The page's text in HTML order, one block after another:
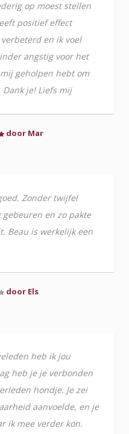
op moest stellen
positief effect
en ik voel
angstig voor het
geholpen hebt om
je! Liefs mij
door Mar
Zonder twijfel
en zo pakte
Beau is werkelijk een
door Els
heb ik jou
heb je je verbonden
hondje. Je zei
aanvoelde, en je
ik mee verder kon.